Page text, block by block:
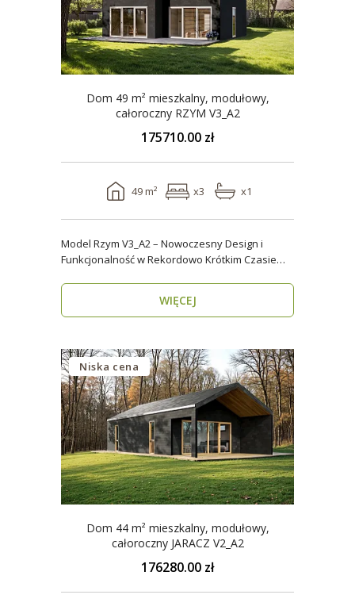
Dom 49 m² mieszkalny, modułowy,
całoroczny RZYM V3_A2
175710.00 zł
49 m² x3 x1
Model Rzym V3_A2 – Nowoczesny Design i
Funkcjonalność w Rekordowo Krótkim Czasie
WIĘCEJ
Niska cena
Dom 44 m² mieszkalny, modułowy,
całoroczny JARACZ V2_A2
176280.00 zł